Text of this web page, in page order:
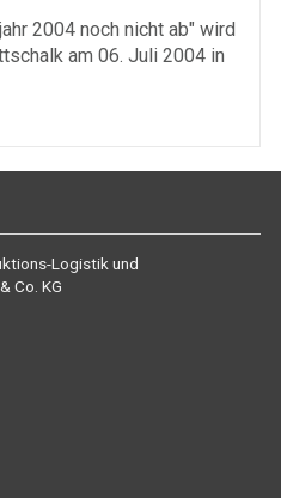
2004 noch nicht ab" wird
am 06. Juli 2004 in
Logistik und
Co. KG